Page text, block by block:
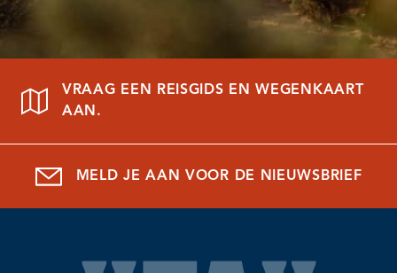
VRAAG EEN REISGIDS EN WEGENKAART
AAN.
MELD JE AAN VOOR DE NIEUWSBRIEF